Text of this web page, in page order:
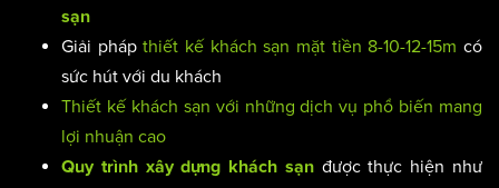
sạn
Giải phápthiết kế khách sạn mặt tiền 8-10-12-15mcó
sức hút với du khách
Thiết kế khách sạn với những dịch vụ phổ biến mang
lợi nhuận cao
Quy trình xây dựng khách sạnđược thực hiện như